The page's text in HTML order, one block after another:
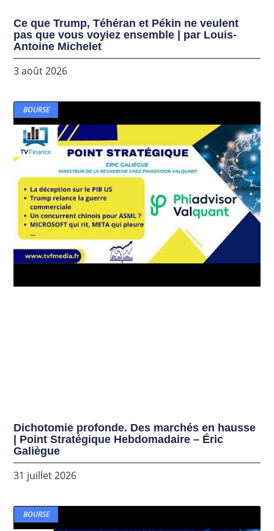
Ce que Trump, Téhéran et Pékin ne veulent
pas que vous voyiez ensemble | par Louis-
Antoine Michelet
3 août 2026
BOURSE
Dichotomie profonde. Des marchés en hausse
| Point Stratégique Hebdomadaire – Éric
Galiègue
31 juillet 2026
BOURSE